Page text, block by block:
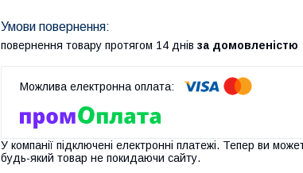
повернення товару протягом 14 днів за домовленістю
У компанії підключені електронні платежі. Тепер ви
будь-який товар не покидаючи сайту.